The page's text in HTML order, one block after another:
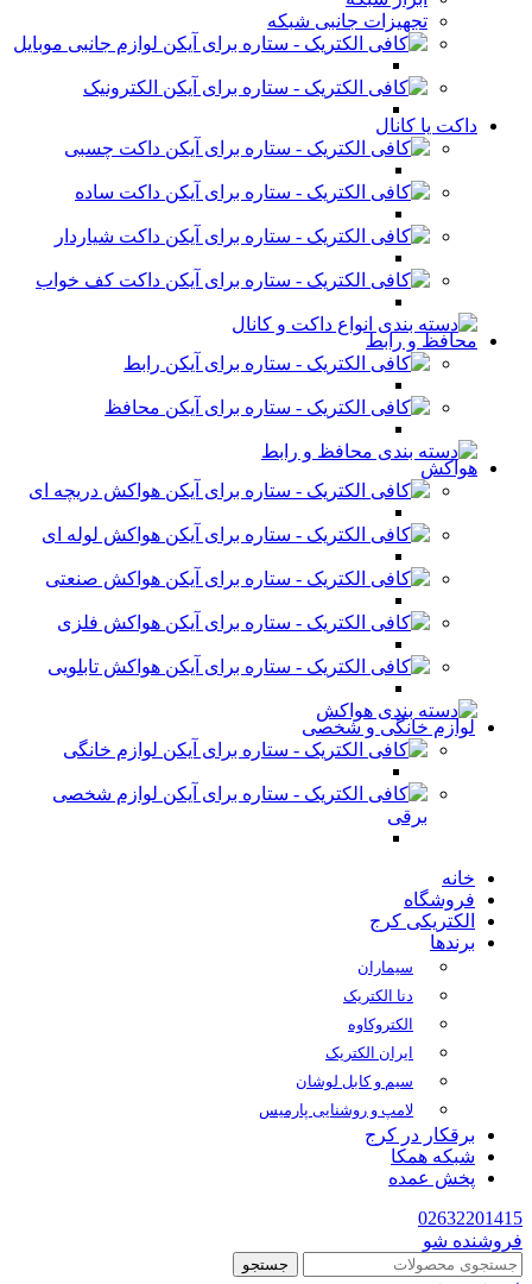
تجهیزات جانبی شبکه
لوازم جانبی موبایل
الکترونیک
داکت یا کانال
داکت چسبی
داکت ساده
داکت شیاردار
داکت کف خواب
محافظ و رابط
رابط
محافظ
هواکش
هواکش دریچه ای
هواکش لوله ای
هواکش صنعتی
هواکش فلزی
هواکش تابلویی
لوازم خانگی و شخصی
لوازم خانگی
لوازم شخصی
برقی
خانه
فروشگاه
الکتریکی کرج
برندها
سیماران
دنا الکتریک
الکتروکاوه
ایران الکتریک
سیم و کابل لوشان
لامپ و روشنایی پارمیس
برقکار در کرج
شبکه همکا
پخش عمده
02632201415
فروشنده شو
جستجو